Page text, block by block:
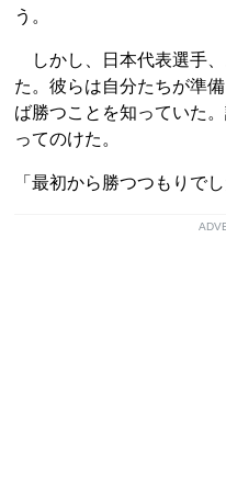
う。
しかし、日本代表選手
た。彼らは自分たちが準
ば勝つことを知っていた
ってのけた。
「最初から勝つつもりでし